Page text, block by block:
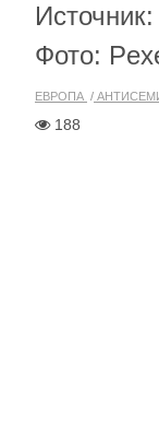
Источник:
Фото:
ЕВРОПА
188